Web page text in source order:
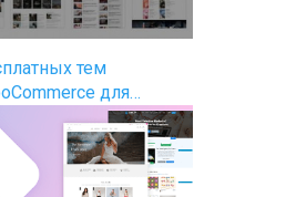
тем
для…